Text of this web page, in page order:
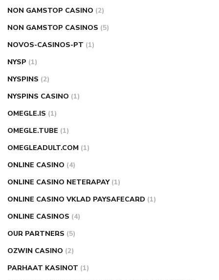
NON GAMSTOP CASINO (2)
NON GAMSTOP CASINOS (5)
NOVOS-CASINOS-PT (1)
NYSP (1)
NYSPINS (2)
NYSPINS CASINO (1)
OMEGLE.IS (1)
OMEGLE.TUBE (1)
OMEGLEADULT.COM (1)
ONLINE CASINO (4)
ONLINE CASINO NETERAPAY (1)
ONLINE CASINO VKLAD PAYSAFECARD (1)
ONLINE CASINOS (4)
OUR PARTNERS (5)
OZWIN CASINO (2)
PARHAAT KASINOT (1)